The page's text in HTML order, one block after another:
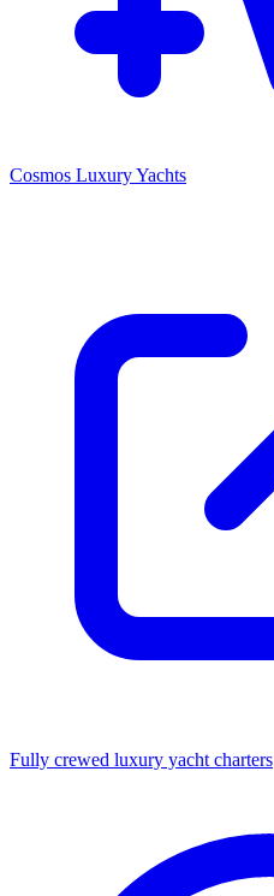
Cosmos Luxury Yachts
Fully crewed luxury yacht charters